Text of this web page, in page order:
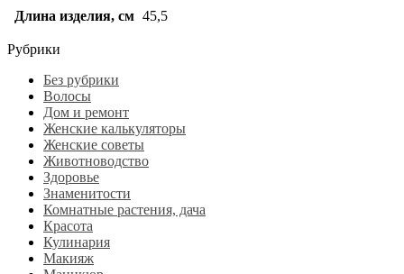
Длина изделия, см 45,5
Рубрики
Без рубрики
Волосы
Дом и ремонт
Женские калькуляторы
Женские советы
Животноводство
Здоровье
Знаменитости
Комнатные растения, дача
Красота
Кулинария
Макияж